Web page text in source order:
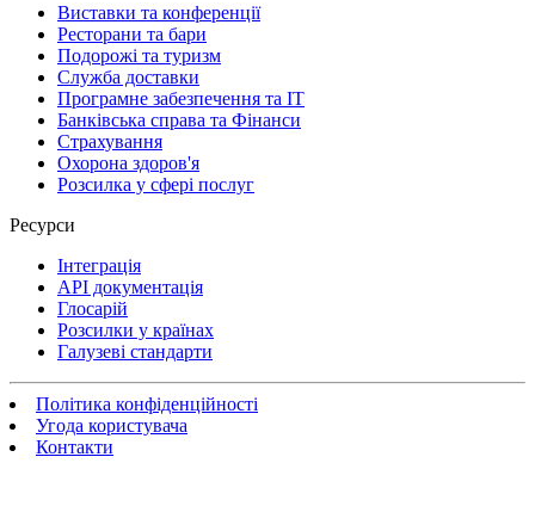
Виставки та конференції
Ресторани та бари
Подорожі та туризм
Служба доставки
Програмне забезпечення та IT
Банківська справа та Фінанси
Страхування
Охорона здоров'я
Розсилка у сфері послуг
Ресурси
Інтеграція
API документація
Глосарій
Розсилки у країнах
Галузеві стандарти
Політика конфіденційності
Угода користувача
Контакти